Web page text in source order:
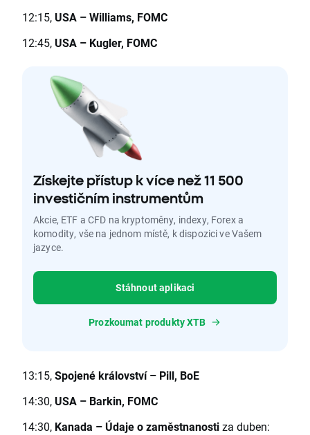
12:15, USA –Williams, FOMC
12:45, USA – Kugler, FOMC
Získejte přístup k více než 11 500
investičním instrumentům
Akcie, ETF a CFD na kryptoměny, indexy, Forex a
komodity, vše na jednom místě, k dispozici ve Vašem
jazyce.
Stáhnout aplikaci
Prozkoumat produkty XTB
13:15,Spojené království – Pill, BoE
14:30, USA – Barkin, FOMC
14:30, Kanada – Údaje o zaměstnanostiza duben: